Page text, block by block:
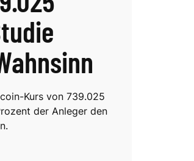
Kurs von 739.025
der Anleger den